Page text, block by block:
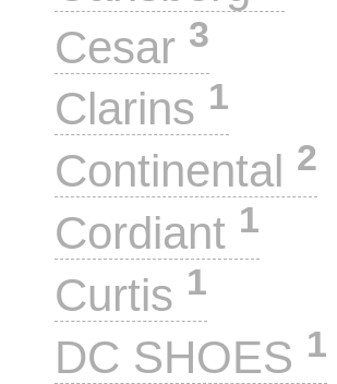
Cesar 3
Clarins 1
Continental 2
Cordiant 1
Curtis 1
DC SHOES 1